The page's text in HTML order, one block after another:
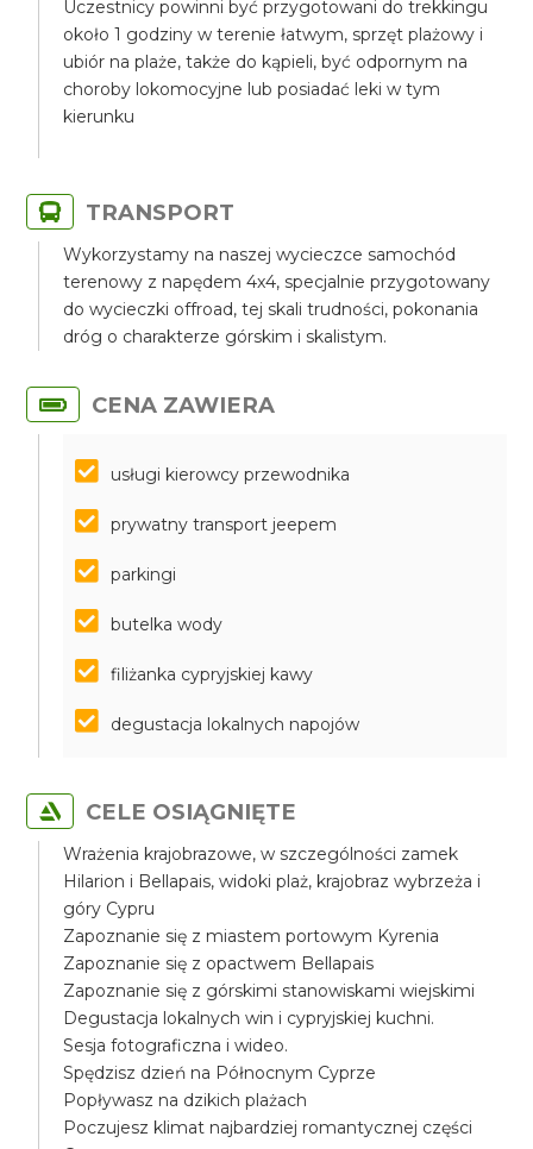
Uczestnicy powinni być przygotowani do trekkingu
około 1 godziny w terenie łatwym, sprzęt plażowy i
ubiór na plaże, także do kąpieli, być odpornym na
choroby lokomocyjne lub posiadać leki w tym
kierunku
TRANSPORT
Wykorzystamy na naszej wycieczce samochód
terenowy z napędem 4x4, specjalnie przygotowany
do wycieczki offroad, tej skali trudności, pokonania
dróg o charakterze górskim i skalistym.
CENA ZAWIERA
usługi kierowcy przewodnika
prywatny transport jeepem
parkingi
butelka wody
filiżanka cypryjskiej kawy
degustacja lokalnych napojów
CELE OSIĄGNIĘTE
Wrażenia krajobrazowe, w szczególności zamek
Hilarion i Bellapais, widoki plaż, krajobraz wybrzeża i
góry Cypru
Zapoznanie się z miastem portowym Kyrenia
Zapoznanie się z opactwem Bellapais
Zapoznanie się z górskimi stanowiskami wiejskimi
Degustacja lokalnych win i cypryjskiej kuchni.
Sesja fotograficzna i wideo.
Spędzisz dzień na Północnym Cyprze
Popływasz na dzikich plażach
Poczujesz klimat najbardziej romantycznej części